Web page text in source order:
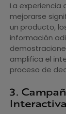
La
mejorarse
un producto,
información
amplifica el
proceso de
3.
Interactiva